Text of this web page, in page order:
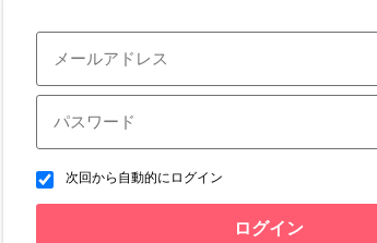
次回から自動的にログイン
ログイン